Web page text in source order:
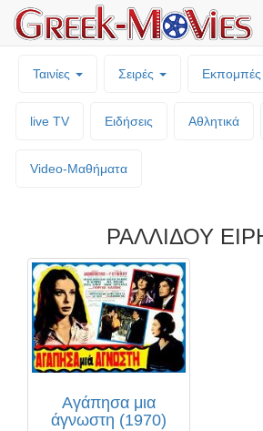
Ταινίες Σειρές Εκπομπές
live TV Ειδήσεις Αθλητικά
Video-Mαθήματα
ΡΑΛΛΙΔΟΥ
Αγάπησα μια
άγνωστη (1970)